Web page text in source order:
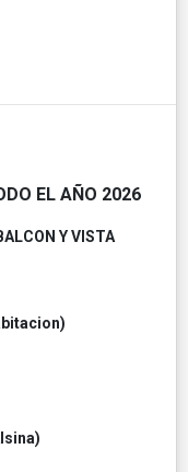
EL AÑO 2026
Y VISTA